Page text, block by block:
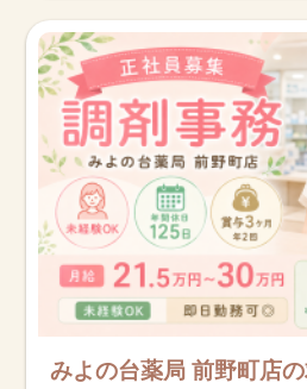
みよの台薬局 前野町店
該当件数
17,033 件
他の条件